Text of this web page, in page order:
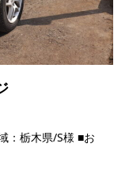
：栃木県/S様 ■お